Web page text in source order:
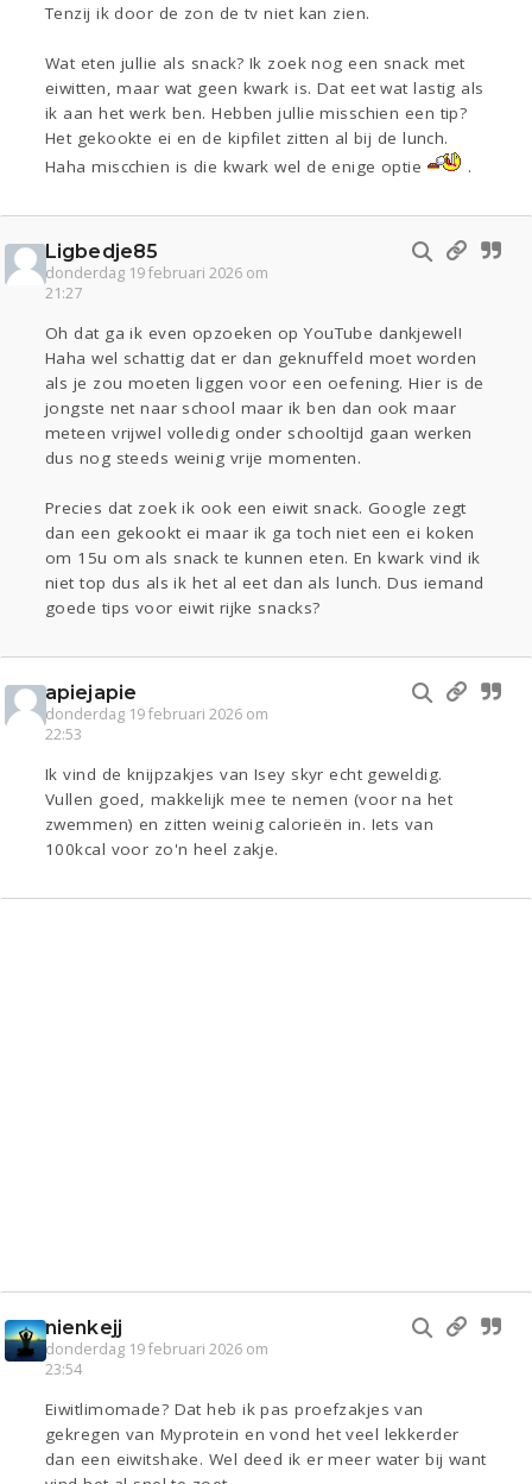
Tenzij ik door de zon de tv niet kan zien.
Wat eten jullie als snack? Ik zoek nog een snack met
eiwitten, maar wat geen kwark is. Dat eet wat lastig als
ik aan het werk ben. Hebben jullie misschien een tip?
Het gekookte ei en de kipfilet zitten al bij de lunch.
Haha miscchien is die kwark wel de enige optie
.
Ligbedje85
donderdag 19 februari 2026 om
21:27
Oh dat ga ik even opzoeken op YouTube dankjewel!
Haha wel schattig dat er dan geknuffeld moet worden
als je zou moeten liggen voor een oefening. Hier is de
jongste net naar school maar ik ben dan ook maar
meteen vrijwel volledig onder schooltijd gaan werken
dus nog steeds weinig vrije momenten.
Precies dat zoek ik ook een eiwit snack. Google zegt
dan een gekookt ei maar ik ga toch niet een ei koken
om 15u om als snack te kunnen eten. En kwark vind ik
niet top dus als ik het al eet dan als lunch. Dus iemand
goede tips voor eiwit rijke snacks?
apiejapie
donderdag 19 februari 2026 om
22:53
Ik vind de knijpzakjes van Isey skyr echt geweldig.
Vullen goed, makkelijk mee te nemen (voor na het
zwemmen) en zitten weinig calorieën in. Iets van
100kcal voor zo'n heel zakje.
nienkejj
donderdag 19 februari 2026 om
23:54
Eiwitlimomade? Dat heb ik pas proefzakjes van
gekregen van Myprotein en vond het veel lekkerder
dan een eiwitshake. Wel deed ik er meer water bij want